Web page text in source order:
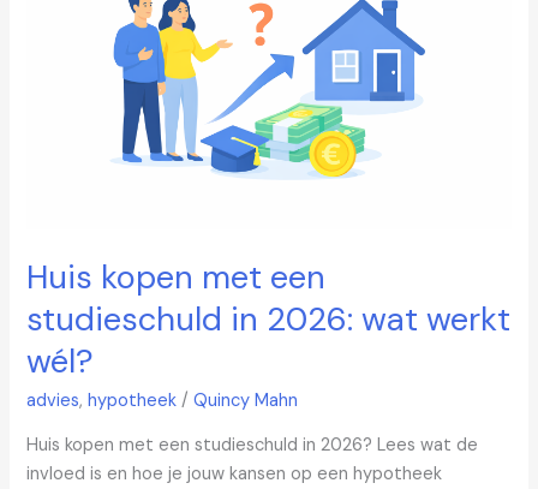
Huis kopen met een
studieschuld in 2026: wat werkt
wél?
advies,hypotheek /Quincy Mahn
Huis kopen met een studieschuld in 2026? Lees wat de
invloed is en hoe je jouw kansen op een hypotheek
studieschuld